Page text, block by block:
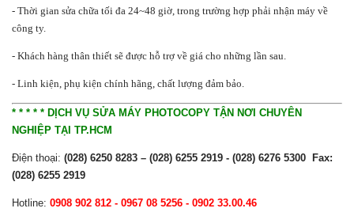
- Thời gian sửa chữa tối đa 24~48 giờ, trong trường hợp phải nhận máy về
công ty.
- Khách hàng thân thiết sẽ được hỗ trợ về giá cho những lần sau.
- Linh kiện, phụ kiện chính hãng, chất lượng đảm bảo.
* * * * * DỊCH VỤ SỬA MÁY PHOTOCOPY TẬN NƠI CHUYÊN
NGHIỆP TẠI TP.HCM
Điện thoại: (028) 6250 8283 – (028) 6255 2919 - (028) 6276 5300 Fax:
(028) 6255 2919
Hotline: 0908 902 812 - 0967 08 5256 - 0902 33.00.46